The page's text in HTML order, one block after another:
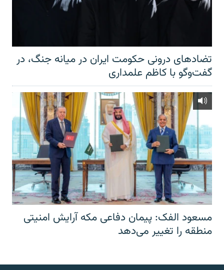
تضادهای درونی حکومت ایران در میانه جنگ، در
گفت‌‌وگو با کاظم علمداری
مسعود الفک: پیمان دفاعی مکه آرایش امنیتی
منطقه را تغییر می‌دهد